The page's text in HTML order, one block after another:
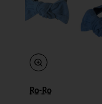
Ro-Ro